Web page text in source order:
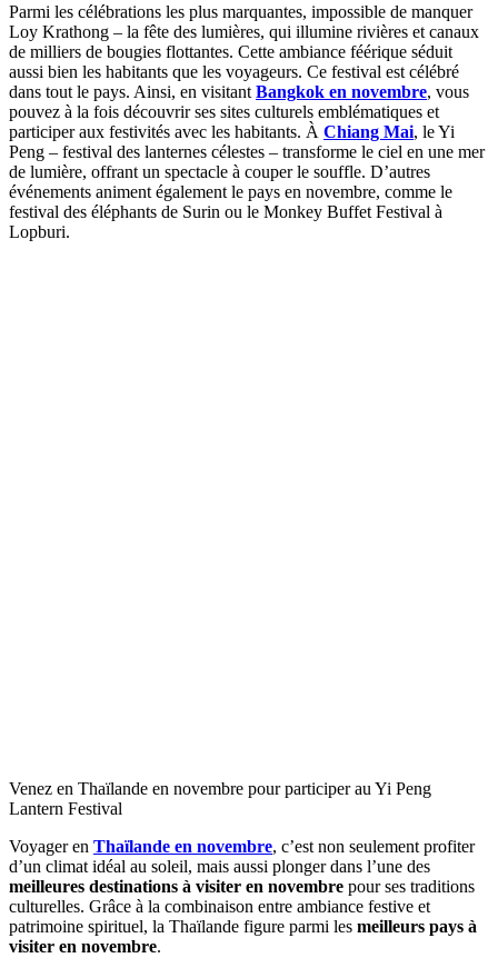
Parmi les célébrations les plus marquantes, impossible de manquer
Loy Krathong – la fête des lumières, qui illumine rivières et canaux
de milliers de bougies flottantes. Cette ambiance féérique séduit
aussi bien les habitants que les voyageurs. Ce festival est célébré
dans tout le pays. Ainsi, en visitant Bangkok en novembre, vous
pouvez à la fois découvrir ses sites culturels emblématiques et
participer aux festivités avec les habitants. À Chiang Mai, le Yi
Peng – festival des lanternes célestes – transforme le ciel en une mer
de lumière, offrant un spectacle à couper le souffle. D’autres
événements animent également le pays en novembre, comme le
festival des éléphants de Surin ou le Monkey Buffet Festival à
Lopburi.
Venez en Thaïlande en novembre pour participer au Yi Peng
Lantern Festival
Voyager en Thaïlande en novembre, c’est non seulement profiter
d’un climat idéal au soleil, mais aussi plonger dans l’une des
meilleures destinations à visiter en novembre pour ses traditions
culturelles. Grâce à la combinaison entre ambiance festive et
patrimoine spirituel, la Thaïlande figure parmi les meilleurs pays à
visiter en novembre.